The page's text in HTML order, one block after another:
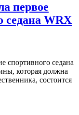
первое
седана WRX
спортивного седана
которая должна
состоится